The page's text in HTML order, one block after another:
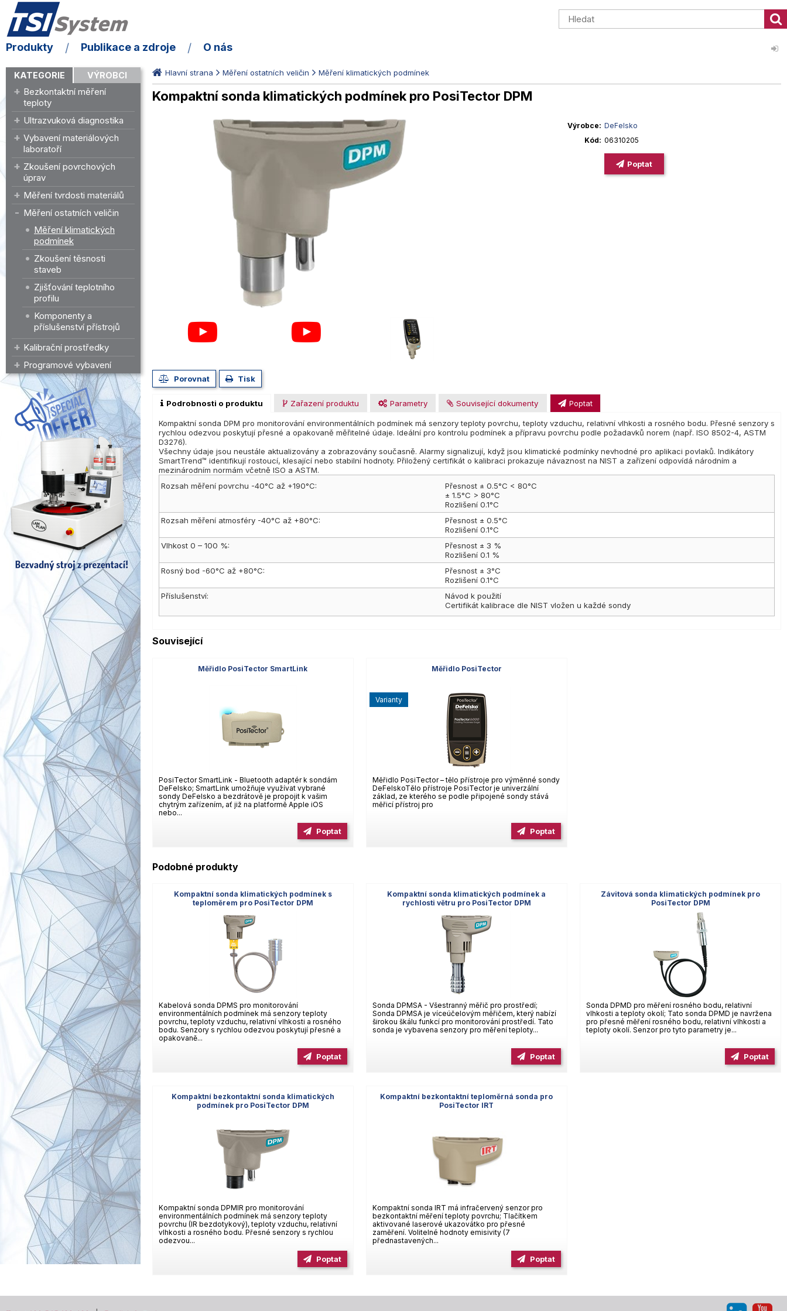
Produkty Publikace a zdroje O nás
KATEGORIE VÝROBCI
Bezkontaktní měření
teploty
Ultrazvuková diagnostika
Vybavení materiálových
laboratoří
Zkoušení povrchových
úprav
Měření tvrdosti materiálů
Měření ostatních veličin
Měření klimatických
podmínek
Zkoušení těsnosti
staveb
Zjišťování teplotního
profilu
Komponenty a
příslušenství přístrojů
Kalibrační prostředky
Programové vybavení
Hlavní strana Měření ostatních veličin Měření klimatických podmínek
Kompaktní sonda klimatických podmínek pro PosiTector DPM
Výrobce
DeFelsko
Kód
06310205
Poptat
Porovnat Tisk
Podrobnosti o produktu Zařazení produktu Parametry Související dokumenty Poptat
Kompaktní sonda DPM pro monitorování environmentálních podmínek má senzory teploty povrchu, teploty vzduchu, relativní vlhkosti a rosného bodu. Přesné senzory s
rychlou odezvou poskytují přesné a opakovaně měřitelné údaje. Ideální pro kontrolu podmínek a přípravu povrchu podle požadavků norem (např. ISO 8502-4, ASTM
D3276).
Všechny údaje jsou neustále aktualizovány a zobrazovány současně. Alarmy signalizují, když jsou klimatické podmínky nevhodné pro aplikaci povlaků. Indikátory
SmartTrend™ identifikují rostoucí, klesající nebo stabilní hodnoty. Přiložený certifikát o kalibraci prokazuje návaznost na NIST a zařízení odpovídá národním a
mezinárodním normám včetně ISO a ASTM.
Rozsah měření povrchu -40°C až +190°C:
Přesnost ± 0.5°C < 80°C
± 1.5°C > 80°C
Rozlišení 0.1°C
Rozsah měření atmosféry -40°C až +80°C:
Přesnost ± 0.5°C
Rozlišení 0.1°C
Vlhkost 0 – 100 %:
Přesnost ± 3 %
Rozlišení 0.1 %
Rosný bod -60°C až +80°C:
Přesnost ± 3°C
Rozlišení 0.1°C
Příslušenství:
Návod k použití
Certifikát kalibrace dle NIST vložen u každé sondy
Související
Měřidlo PosiTector SmartLink
PosiTector SmartLink - Bluetooth adaptér k sondám
DeFelsko; SmartLink umožňuje využívat vybrané
sondy DeFelsko a bezdrátově je propojit k vašim
chytrým zařízením, ať již na platformě Apple iOS
nebo...
Poptat
Měřidlo PosiTector
Měřidlo PosiTector – tělo přístroje pro výměnné sondy
DeFelskoTělo přístroje PosiTector je univerzální
základ, ze kterého se podle připojené sondy stává
měřicí přístroj pro
varianty
Poptat
Podobné produkty
Kompaktní sonda klimatických podmínek s
teploměrem pro PosiTector DPM
Kabelová sonda DPMS pro monitorování
environmentálních podmínek má senzory teploty
povrchu, teploty vzduchu, relativní vlhkosti a rosného
bodu. Senzory s rychlou odezvou poskytují přesné a
opakovaně...
Poptat
Kompaktní sonda klimatických podmínek a
rychlosti větru pro PosiTector DPM
Sonda DPMSA - Všestranný měřič pro prostředí;
Sonda DPMSA je víceúčelovým měřičem, který nabízí
širokou škálu funkcí pro monitorování prostředí. Tato
sonda je vybavena senzory pro měření teploty...
Poptat
Závitová sonda klimatických podmínek pro
PosiTector DPM
Sonda DPMD pro měření rosného bodu, relativní
vlhkosti a teploty okolí; Tato sonda DPMD je navržena
pro přesné měření rosného bodu, relativní vlhkosti a
teploty okolí. Senzor pro tyto parametry je...
Poptat
Kompaktní bezkontaktní sonda klimatických
podmínek pro PosiTector DPM
Kompaktní sonda DPMIR pro monitorování
environmentálních podmínek má senzory teploty
povrchu (IR bezdotykový), teploty vzduchu, relativní
vlhkosti a rosného bodu. Přesné senzory s rychlou
odezvou...
Poptat
Kompaktní bezkontaktní teploměrná sonda pro
PosiTector IRT
Kompaktní sonda IRT má infračervený senzor pro
bezkontaktní měření teploty povrchu; Tlačítkem
aktivované laserové ukazovátko pro přesné
zaměření. Volitelné hodnoty emisivity (7
přednastavených...
Poptat